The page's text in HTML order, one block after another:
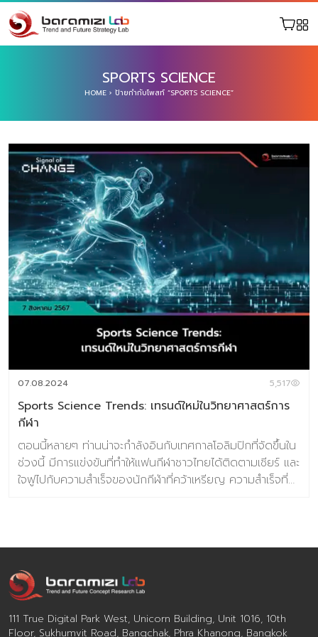
SPORTS SCIENCE
HOME › ป้ายกำกับโพสท์ “SPORTS SCIENCE”
07.08.2024 5,517
Sports Science Trends: เทรนด์ใหม่ในวิทยาศาสตร์การ
กีฬา
ตอนนี้หลายๆ ท่านน่าจะกำลังอินกับเทศกาลโอลิมปิกที่จัดขึ้นใน
ช่วงนี้ มีการแข่งขันที่ทำให้แฟนกีฬาชาวไทยได้ติดตามเชียร์ และ
ใจฟูไปกับความสำเร็จของนักกีฬ่าที่คว้าเหรียญ ความสำเร็จที่
เชี่ยวชาญในด้านต่างๆ เพื่อร่วมกันผลักดันให้นักกีฬาไปถึงฝั่ง
แล็บ เราอยากมาชวนคุยถึงเรื่องหนึ่งที่เป็นอีกหนึ่งเบื้องหลังค
วามสำเร็จของนักกีฬา นั่นคือเรื่องวิทยาศาสตร์การกีฬา ที่ไม่
เคยหยุดพัฒนา ด้วยการวิจัยและเทคโนโลยีใหม่ๆ ที่เข้ามาช่วย
เสริมสร้างความรู้และประสิทธิภาพในการออกกำลังกายและการ
111 True Digital Park West, Unicorn Building, Unit 1016, 10th
Floor, Sukhumvit Road, Bangchak, Phra Khanong, Bangkok